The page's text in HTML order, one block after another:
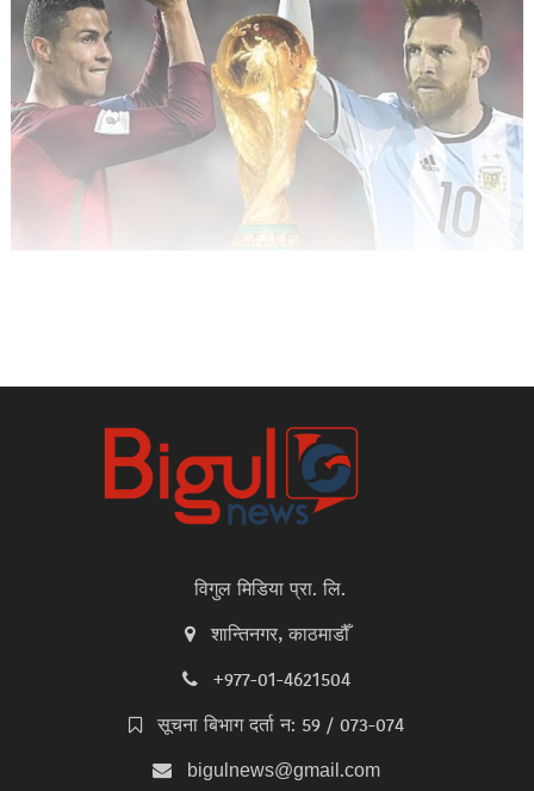
विगुल मिडिया प्रा. लि.
शान्तिनगर, काठमाडौँ
+977-01-4621504
सूचना बिभाग दर्ता न: 59 / 073-074
bigulnews@gmail.com